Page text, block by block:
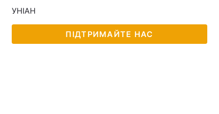
УНІАН
ПІДТРИМАЙТЕ НАС